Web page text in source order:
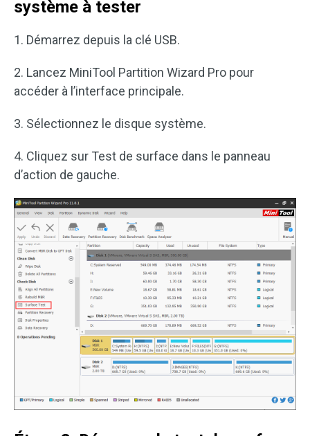
système à tester
1. Démarrez depuis la clé USB.
2. Lancez MiniTool Partition Wizard Pro pour
accéder à l’interface principale.
3. Sélectionnez le disque système.
4. Cliquez sur Test de surface dans le panneau
d’action de gauche.